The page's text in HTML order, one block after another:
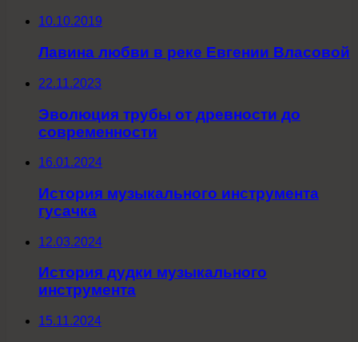
10.10.2019
Лавина любви в реке Евгении Власовой
22.11.2023
Эволюция трубы от древности до
современности
16.01.2024
История музыкального инструмента
гусачка
12.03.2024
История дудки музыкального
инструмента
15.11.2024